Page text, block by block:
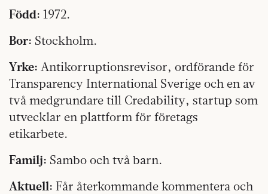
Född: 1972.
Bor: Stockholm.
Yrke: Antikorruptionsrevisor, ordförande för
Transparency International Sverige och en av
två medgrundare till Credability, startup som
utvecklar en plattform för företags
etikarbete.
Familj: Sambo och två barn.
Aktuell: Får återkommande kommentera och